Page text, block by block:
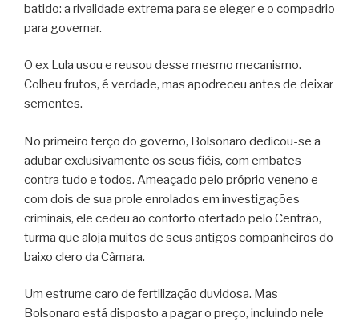
batido: a rivalidade extrema para se eleger e o compadrio
para governar.
O ex Lula usou e reusou desse mesmo mecanismo.
Colheu frutos, é verdade, mas apodreceu antes de deixar
sementes.
No primeiro terço do governo, Bolsonaro dedicou-se a
adubar exclusivamente os seus fiéis, com embates
contra tudo e todos. Ameaçado pelo próprio veneno e
com dois de sua prole enrolados em investigações
criminais, ele cedeu ao conforto ofertado pelo Centrão,
turma que aloja muitos de seus antigos companheiros do
baixo clero da Câmara.
Um estrume caro de fertilização duvidosa. Mas
Bolsonaro está disposto a pagar o preço, incluindo nele